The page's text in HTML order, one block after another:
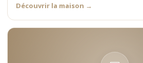
Découvrir la maison →